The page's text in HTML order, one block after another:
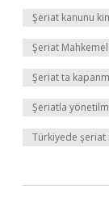
Şeriat kanunu
Şeriat
Şeriat ta
Şeriatla
Türkiyede şeriat